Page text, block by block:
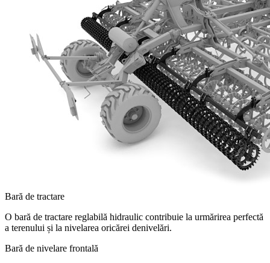
Bară de tractare
O bară de tractare reglabilă hidraulic contribuie la urmărirea perfectă
a terenului și la nivelarea oricărei denivelări.
Bară de nivelare frontală